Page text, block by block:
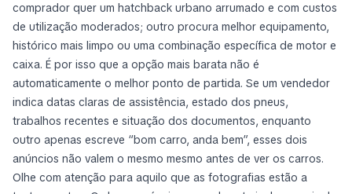
comprador quer um hatchback urbano arrumado e com custos
de utilização moderados; outro procura melhor equipamento,
histórico mais limpo ou uma combinação específica de motor e
caixa. É por isso que a opção mais barata não é
automaticamente o melhor ponto de partida. Se um vendedor
indica datas claras de assistência, estado dos pneus,
trabalhos recentes e situação dos documentos, enquanto
outro apenas escreve “bom carro, anda bem”, esses dois
anúncios não valem o mesmo mesmo antes de ver os carros.
Olhe com atenção para aquilo que as fotografias estão a